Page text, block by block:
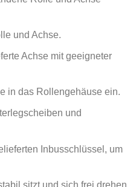
und Achse.
Achse mit geeigneter
in das Rollengehäuse ein.
und
Inbusschlüssel, um